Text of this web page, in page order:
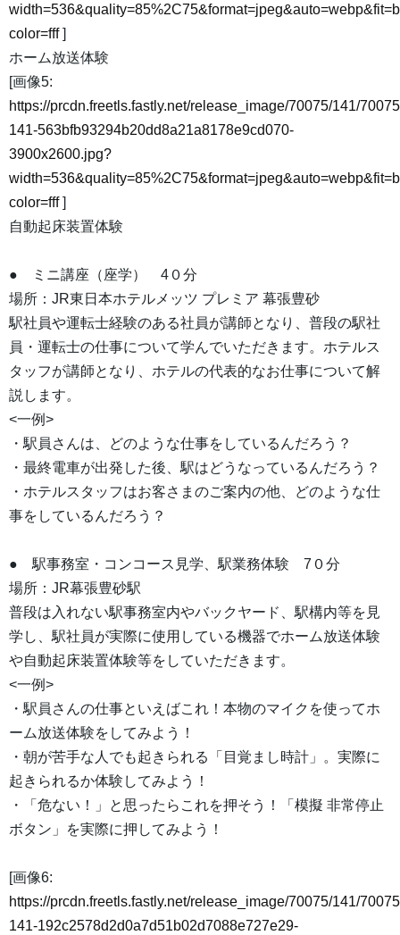
color=fff]
ホーム放送体験
[画像5:
https://prcdn.freetls.fastly.net/release_image/70075/141/
141-563bfb93294b20dd8a21a8178e9cd070-
3900x2600.jpg?
color=fff]
自動起床装置体験
● ミニ講座（座学） 4０分
場所：JR東日本ホテルメッツ プレミア 幕張豊砂
駅社員や運転士経験のある社員が講師となり、普段の駅社
員・運転士の仕事について学んでいただきます。ホテルス
タッフが講師となり、ホテルの代表的なお仕事について解
説します。
<一例>
・駅員さんは、どのような仕事をしているんだろう？
・最終電車が出発した後、駅はどうなっているんだろう？
・ホテルスタッフはお客さまのご案内の他、どのような仕
事をしているんだろう？
● 駅事務室・コンコース見学、駅業務体験 7０分
場所：JR幕張豊砂駅
普段は入れない駅事務室内やバックヤード、駅構内等を見
学し、駅社員が実際に使用している機器でホーム放送体験
や自動起床装置体験等をしていただきます。
<一例>
・駅員さんの仕事といえばこれ！本物のマイクを使ってホ
ーム放送体験をしてみよう！
・朝が苦手な人でも起きられる「目覚まし時計」。実際に
起きられるか体験してみよう！
・「危ない！」と思ったらこれを押そう！「模擬 非常停止
ボタン」を実際に押してみよう！
[画像6:
https://prcdn.freetls.fastly.net/release_image/70075/141/
141-192c2578d2d0a7d51b02d7088e727e29-